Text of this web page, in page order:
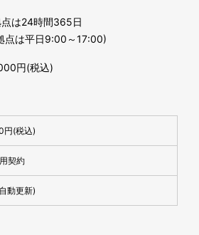
点は24時間365日
点は平日9:00～17:00)
円(税込)
(税込)
契約
動更新)